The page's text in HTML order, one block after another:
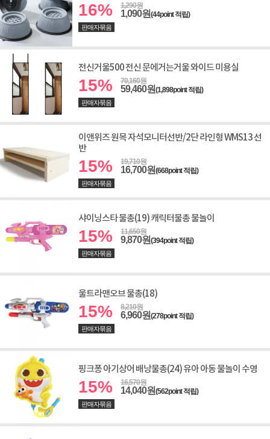
16% 1,290원
1,090원(44point 적립)
판매자묶음
전신거울500 전신 문에거는거울 와이드 미용실
15% 70,160원
59,460원(1,898point 적립)
판매자묶음
이앤위즈 원목 자석모니터선반/2단 라인형 WMS13 선
반
15% 19,710원
16,700원(668point 적립)
판매자묶음
샤이닝스타 물총(19) 캐릭터물총 물놀이
15% 11,650원
9,870원(394point 적립)
판매자묶음
울트라맨오브 물총(18)
15% 8,210원
6,960원(278point 적립)
판매자묶음
핑크퐁 아기상어 배낭물총(24) 유아 아동 물놀이 수영
15% 16,570원
14,040원(562point 적립)
판매자묶음